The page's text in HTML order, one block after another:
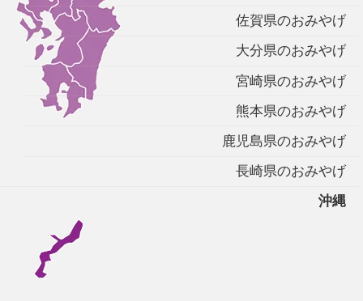
佐賀県のおみやげ
大分県のおみやげ
宮崎県のおみやげ
熊本県のおみやげ
鹿児島県のおみやげ
長崎県のおみやげ
沖縄